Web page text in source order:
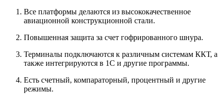
Все платформы делаются из высококачественное
авиационной конструкционной стали.
Повышенная защита за счет гофрированного шнура.
Терминалы подключаются к различным системам ККТ, а
также интегрируются в 1С и другие программы.
Есть счетный, компараторный, процентный и другие
режимы.